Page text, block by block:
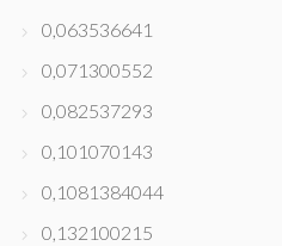
0,063536641
0,071300552
0,082537293
0,101070143
0,1081384044
0,132100215